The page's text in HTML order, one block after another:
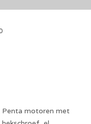
motoren met